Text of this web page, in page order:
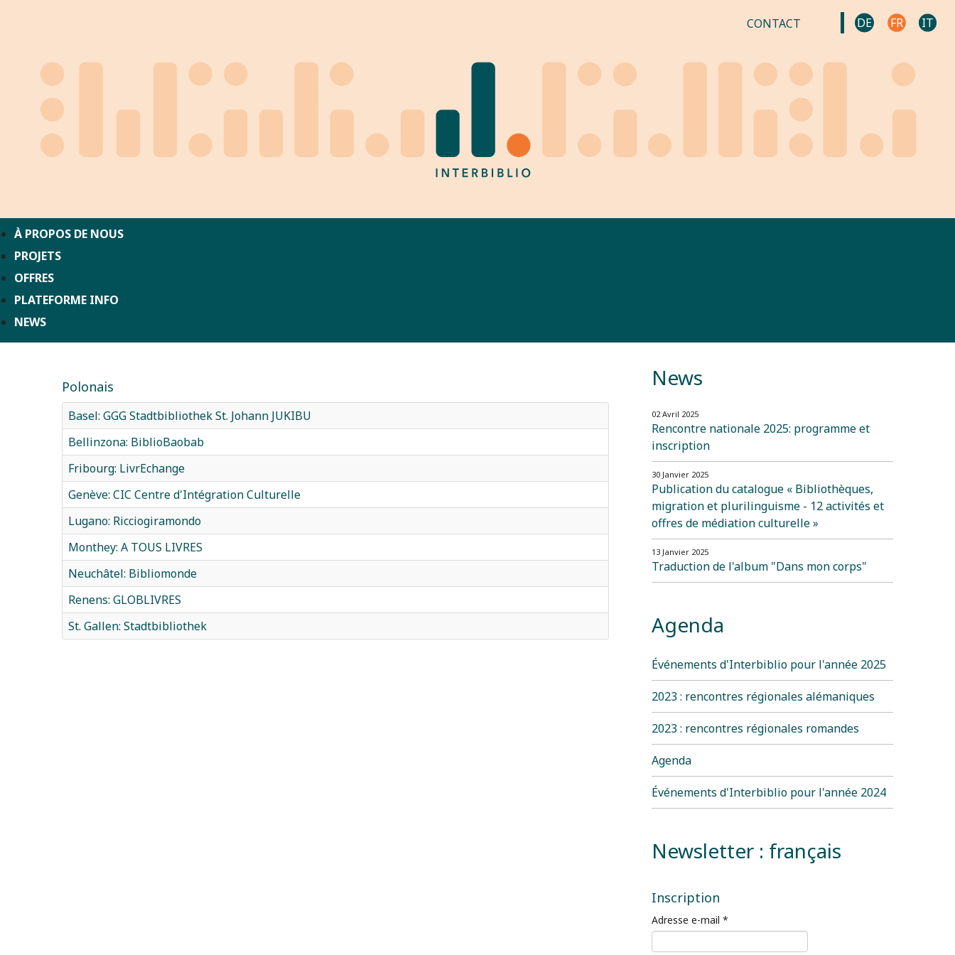
CONTACT DE FR IT
À PROPOS DE NOUS
PROJETS
OFFRES
PLATEFORME INFO
NEWS
Polonais
Basel: GGG Stadtbibliothek St. Johann JUKIBU
Bellinzona: BiblioBaobab
Fribourg: LivrEchange
Genève: CIC Centre d'Intégration Culturelle
Lugano: Ricciogiramondo
Monthey: A TOUS LIVRES
Neuchâtel: Bibliomonde
Renens: GLOBLIVRES
St. Gallen: Stadtbibliothek
News
02 Avril 2025
Rencontre nationale 2025: programme et
inscription
30 Janvier 2025
Publication du catalogue « Bibliothèques,
migration et plurilinguisme - 12 activités et
offres de médiation culturelle »
13 Janvier 2025
Traduction de l'album "Dans mon corps"
Agenda
Événements d'Interbiblio pour l'année 2025
2023 : rencontres régionales alémaniques
2023 : rencontres régionales romandes
Agenda
Événements d'Interbiblio pour l'année 2024
Newsletter : français
Inscription
Adresse e-mail *